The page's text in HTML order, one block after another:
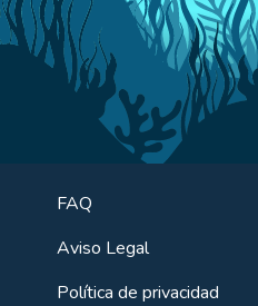
FAQ
Aviso Legal
Política de privacidad